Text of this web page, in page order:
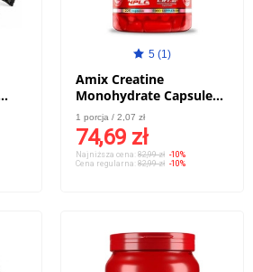
5 (1)
Amix Creatine
Monohydrate Capsules -
220 kaps.
1 porcja / 2,07 zł
74,69 zł
Najniższa cena: 82,99 zł -10%
Cena regularna: 82,99 zł -10%